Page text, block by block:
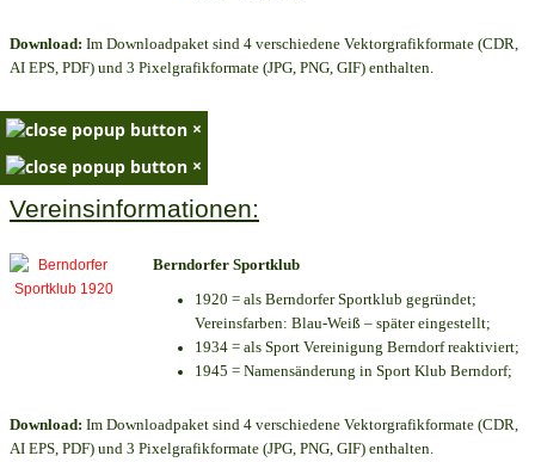
Download: Im Downloadpaket sind 4 verschiedene Vektorgrafikformate (CDR,
AI EPS, PDF) und 3 Pixelgrafikformate (JPG, PNG, GIF) enthalten.
×
×
Vereinsinformationen:
Berndorfer Sportklub
1920 = als Berndorfer Sportklub gegründet;
Vereinsfarben: Blau-Weiß – später eingestellt;
1934 = als Sport Vereinigung Berndorf reaktiviert;
1945 = Namensänderung in Sport Klub Berndorf;
Download: Im Downloadpaket sind 4 verschiedene Vektorgrafikformate (CDR,
AI EPS, PDF) und 3 Pixelgrafikformate (JPG, PNG, GIF) enthalten.